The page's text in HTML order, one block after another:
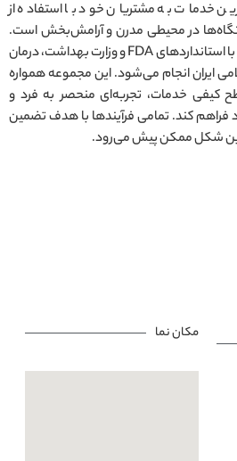
خدمات به مشتریان خود با استفاده از
در محیطی مدرن و آرامش‌بخش است.
تمامی خدمات ارائه‌شده مطابق با استانداردهای FDA و وزارت بهداشت، درمان
ایران انجام می‌شود. این مجموعه همواره
کیفی خدمات، تجربه‌ای منحصر به فرد و
کند. تمامی فرآیندها با هدف تضمین
شکل ممکن پیش می‌رود.
مکان نما